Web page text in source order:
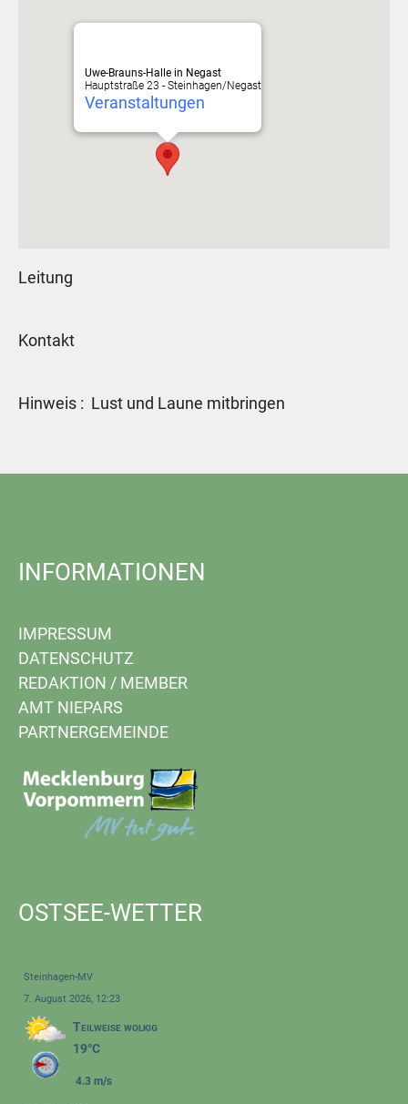
Uwe-Brauns-Halle in Negast
Hauptstraße 23 - Steinhagen/Negast
Veranstaltungen
Leitung
Kontakt
Hinweis : Lust und Laune mitbringen
INFORMATIONEN
IMPRESSUM
DATENSCHUTZ
REDAKTION / MEMBER
AMT NIEPARS
PARTNERGEMEINDE
OSTSEE-WETTER
Steinhagen-MV
7. August 2026, 12:23
Teilweise wolkig
19°C
4.3 m/s